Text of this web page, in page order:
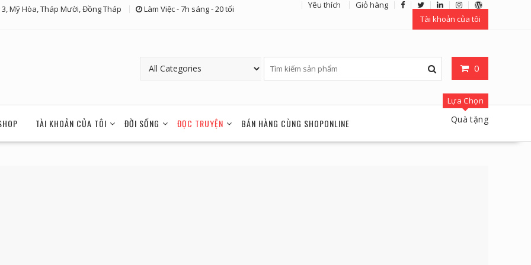
3, Mỹ Hòa, Tháp Mười, Đồng Tháp Làm Việc - 7h sáng - 20 tối Yêu thích
Giỏ hàng
Tài khoản của tôi
0
TÀI KHOẢN CỦA TÔI ĐỜI SỐNG ĐỌC TRUYỆN BÁN HÀNG CÙNG SHOPONLINE
Lựa Chọn
Quà tặng